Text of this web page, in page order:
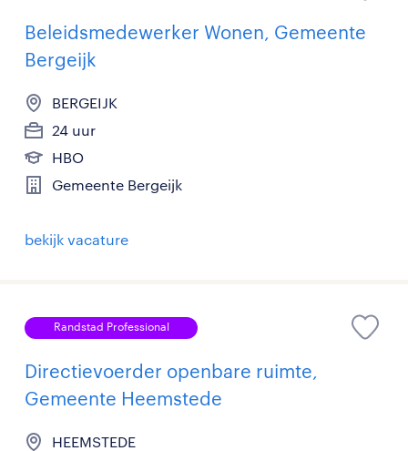
Beleidsmedewerker Wonen, Gemeente
Bergeijk
BERGEIJK
24 uur
HBO
Gemeente Bergeijk
bekijk vacature
Randstad Professional
Directievoerder openbare ruimte,
Gemeente Heemstede
HEEMSTEDE